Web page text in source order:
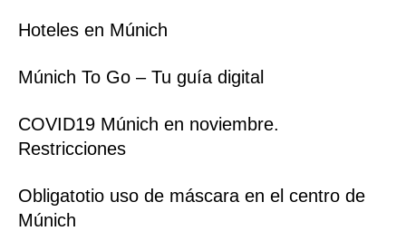
Hoteles en Múnich
Múnich To Go – Tu guía digital
COVID19 Múnich en noviembre.
Restricciones
Obligatotio uso de máscara en el centro de
Múnich